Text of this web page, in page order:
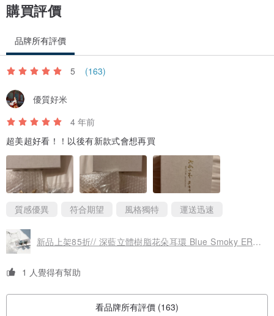
購買評價
品牌所有評價
5 (163)
優質好米
4 年前
超美超好看！！以後有新款式會想再買
質感優異 符合期望 風格獨特 運送迅速
新品上架85折// 深藍立體樹脂花朵耳環 Blue Smoky ER086
1 人覺得有幫助
看品牌所有評價 (163)